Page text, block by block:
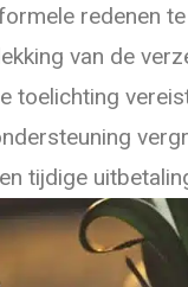
redenen
van de
toelichting
tijdige